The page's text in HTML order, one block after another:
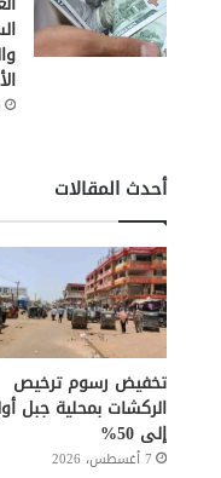
أحدث المقالات
تخفيض رسوم ترخيص
الركشات بمحلية جبل
إلى 50%
7 أغسطس، 2026